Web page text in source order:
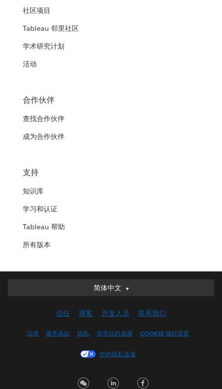
社区项目
Tableau 邻里社区
学术研究计划
活动
合作伙伴
查找合作伙伴
成为合作伙伴
支持
知识库
学习和认证
Tableau 帮助
所有版本
简体中文
简体中文
English (UK)
Français (Canada)
Italiano
信任 博客 开发人员 联系我们
法律 服务条款 隐私 负责任的披露 COOKIE 偏好设置
您的隐私选项